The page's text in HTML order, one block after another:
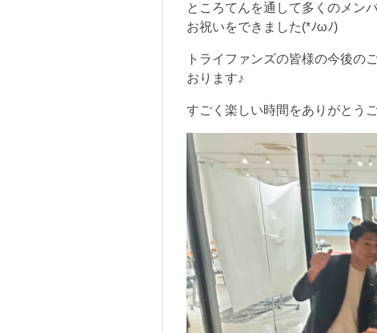
ところてんを通して多くのメン
お祝いをできました(*ﾉωﾉ)
トライファンズの皆様の今後の
おります♪
すごく楽しい時間をありがとう